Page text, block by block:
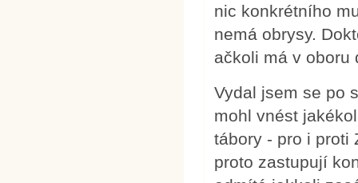
nic konkrétního
nemá obrysy.
ačkoli má v oboru
Vydal jsem se po
mohl vnést
tábory - pro i proti
proto zastupují